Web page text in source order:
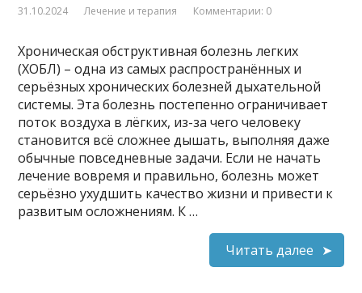
31.10.2024 Лечение и терапия Комментарии: 0
Хроническая обструктивная болезнь легких
(ХОБЛ) – одна из самых распространённых и
серьёзных хронических болезней дыхательной
системы. Эта болезнь постепенно ограничивает
поток воздуха в лёгких, из-за чего человеку
становится всё сложнее дышать, выполняя даже
обычные повседневные задачи. Если не начать
лечение вовремя и правильно, болезнь может
серьёзно ухудшить качество жизни и привести к
развитым осложнениям. К …
Читать далее